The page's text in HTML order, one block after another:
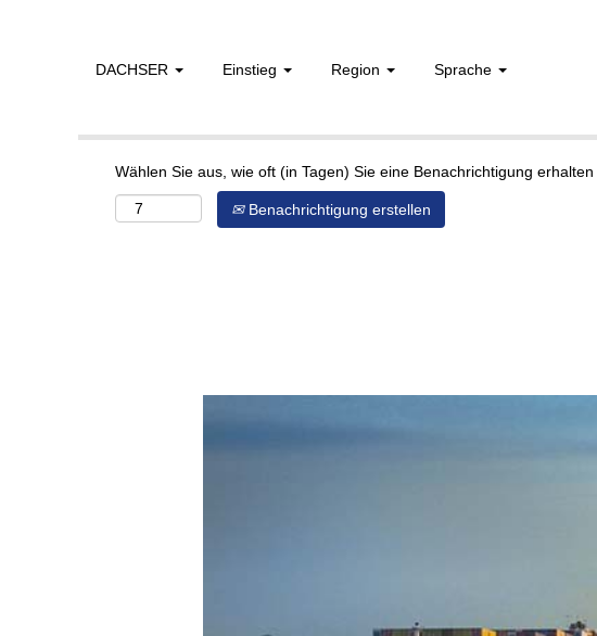
DACHSER Einstieg Region Sprache
Mehr Optionen anzeigen
Wählen Sie aus, wie oft (in Tagen) Sie eine Benachrichtigung
Benachrichtigung erstellen